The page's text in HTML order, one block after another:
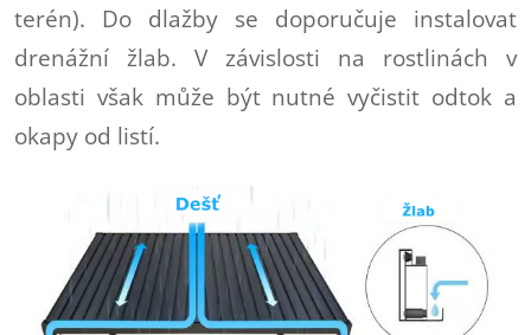
terén). Do dlažby se doporučuje instalovat
drenážní žlab. V závislosti na rostlinách v
oblasti však může být nutné vyčistit odtok a
okapy od listí.